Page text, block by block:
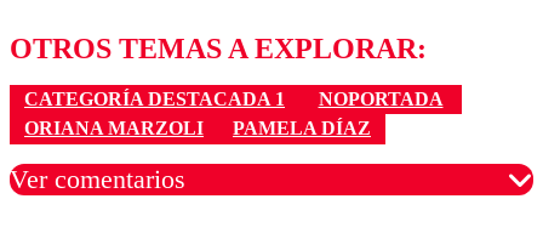
OTROS TEMAS A EXPLORAR:
CATEGORÍA DESTACADA 1
NOPORTADA
ORIANA MARZOLI
PAMELA DÍAZ
Ver comentarios